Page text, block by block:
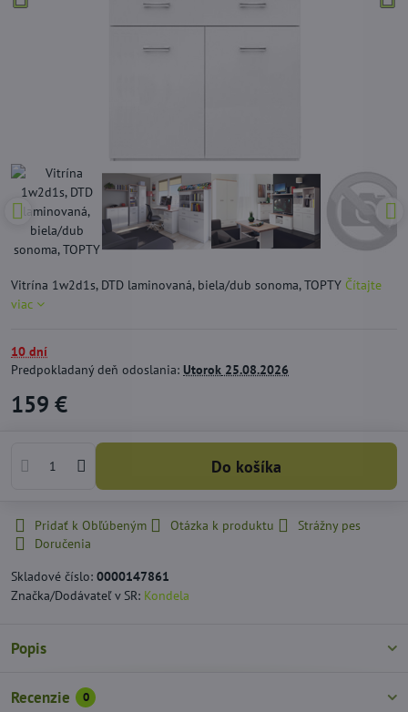
Vitrína 1w2d1s, DTD laminovaná, biela/dub sonoma, TOPTY Čítajte
viac
10 dní
Predpokladaný deň odoslania: Utorok 25.08.2026
159 €
Do košíka
Pridať k Obľúbeným Otázka k produktu
Strážny pes
Doručenia
Skladové číslo: 0000147861
Značka/Dodávateľ v SR: Kondela
Popis
Recenzie 0